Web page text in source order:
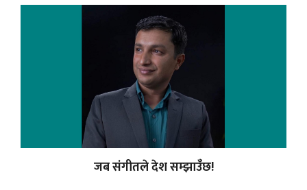
जब संगीतले देश सम्झाउँछ!